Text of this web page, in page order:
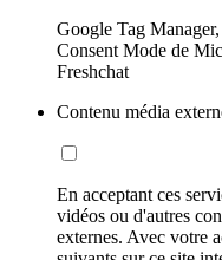
Google Tag
Consent Mode de
Freshchat
Contenu média
En acceptant ces
vidéos ou d'autres
externes. Avec votre